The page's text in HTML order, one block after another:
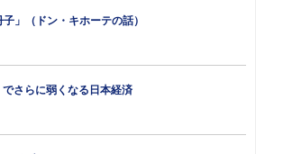
子」（ドン・キホーテの話）
でさらに弱くなる日本経済